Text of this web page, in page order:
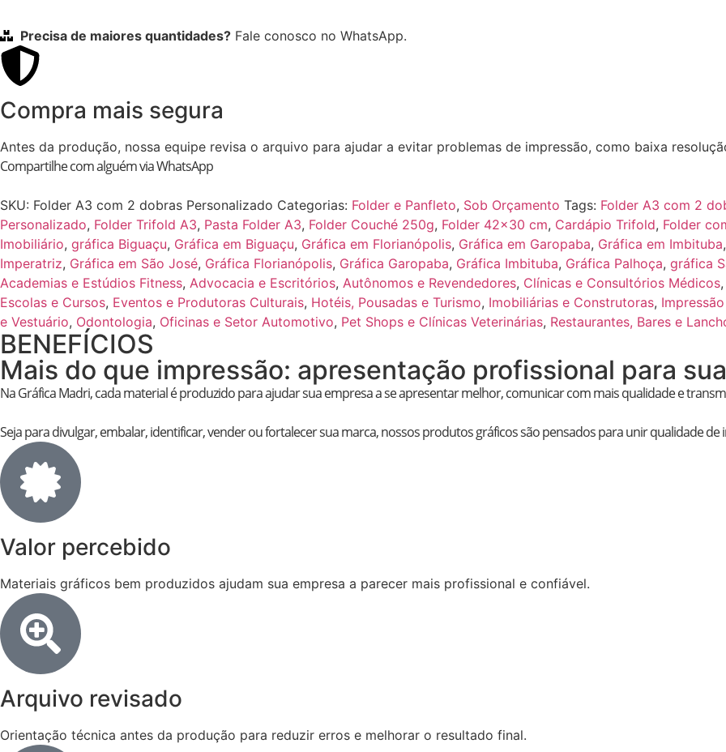
Precisa de maiores quantidades? Fale conosco no WhatsApp.
Compra mais segura
Antes da produção, nossa equipe revisa o arquivo para ajudar a evitar problemas de impressão, como baixa
Compartilhe com alguém via WhatsApp
SKU: Folder A3 com 2 dobras Personalizado Categorias: Folder e Panfleto, Sob Orçamento Tags: Folder A3 com 2
Personalizado, Folder Trifold A3, Pasta Folder A3, Folder Couché 250g, Folder 42x30 cm, Cardápio Trifold, Folder
Imobiliário, gráfica Biguaçu, Gráfica em Biguaçu, Gráfica em Florianópolis, Gráfica em Garopaba, Gráfica em Imbituba,
Imperatriz, Gráfica em São José, Gráfica Florianópolis, Gráfica Garopaba, Gráfica Imbituba, Gráfica Palhoça, gráfica
Academias e Estúdios Fitness, Advocacia e Escritórios, Autônomos e Revendedores, Clínicas e Consultórios Médicos,
Escolas e Cursos, Eventos e Produtoras Culturais, Hotéis, Pousadas e Turismo, Imobiliárias e Construtoras,
e Vestuário, Odontologia, Oficinas e Setor Automotivo, Pet Shops e Clínicas Veterinárias, Restaurantes, Bares e
BENEFÍCIOS
Mais do que impressão: apresentação profissional para
Na Gráfica Madri, cada material é produzido para ajudar sua empresa a se apresentar melhor, comunicar com mais qualidade e
Seja para divulgar, embalar, identificar, vender ou fortalecer sua marca, nossos produtos gráficos são pensados para unir qualidade
Valor percebido
Materiais gráficos bem produzidos ajudam sua empresa a parecer mais profissional e confiável.
Arquivo revisado
Orientação técnica antes da produção para reduzir erros e melhorar o resultado final.